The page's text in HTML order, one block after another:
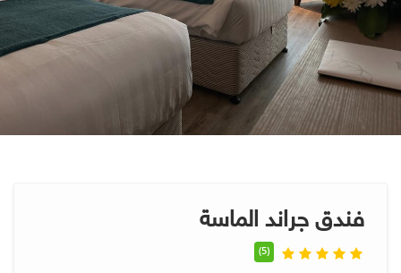
فندق جراند الماسة
(5)